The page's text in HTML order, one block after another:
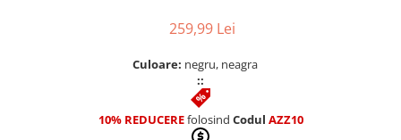
259,99 Lei
Culoare: negru, neagra
::
10% REDUCEREfolosind Codul AZZ10